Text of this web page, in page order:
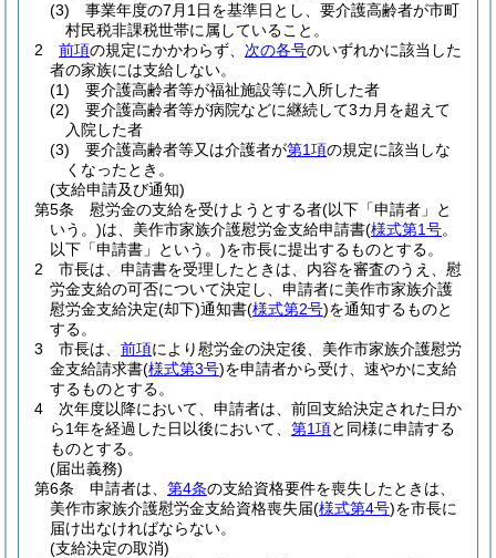
(3)
事業年度の7月1日を基準日とし、要介護高齢者が市町
村民税非課税世帯に属していること。
2
前項の規定にかかわらず、 次の各号のいずれかに該当した
者の家族には支給しない。
(1)
要介護高齢者等が福祉施設等に入所した者
(2)
要介護高齢者等が病院などに継続して3カ月を超えて
入院した者
(3)
要介護高齢者等又は介護者が第1項の規定に該当しな
くなったとき。
(支給申請及び通知)
第5条
慰労金の支給を受けようとする者(以下「申請者」と
いう。)は、美作市家族介護慰労金支給申請書(様式第1号。
以下「申請書」という。)を市長に提出するものとする。
2
市長は、申請書を受理したときは、内容を審査のうえ、慰
労金支給の可否について決定し、申請者に美作市家族介護
慰労金支給決定(却下)通知書(様式第2号)を通知するものと
する。
3
市長は、 前項により慰労金の決定後、美作市家族介護慰労
金支給請求書(様式第3号)を申請者から受け、速やかに支給
するものとする。
4
次年度以降において、申請者は、前回支給決定された日か
ら1年を経過した日以後において、 第1項と同様に申請する
ものとする。
(届出義務)
第6条
申請者は、 第4条の支給資格要件を喪失したときは、
美作市家族介護慰労金支給資格喪失届(様式第4号)を市長に
届け出なければならない。
(支給決定の取消)